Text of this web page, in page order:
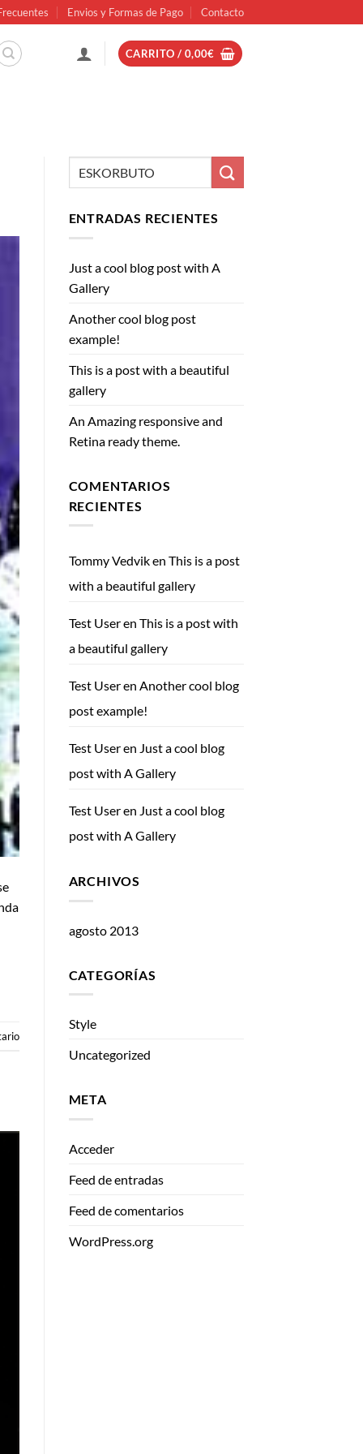
Envios y Formas de Pago Contacto
CARRITO / 0,00€
ENTRADAS RECIENTES
Just a cool blog post with A
Gallery
Another cool blog post
example!
This is a post with a beautiful
gallery
An Amazing responsive and
Retina ready theme.
COMENTARIOS
RECIENTES
Tommy Vedviken This is a post
with a beautiful gallery
Test Useren This is a post with
a beautiful gallery
Test Useren Another cool blog
post example!
Test Useren Just a cool blog
post with A Gallery
Test Useren Just a cool blog
post with A Gallery
ARCHIVOS
agosto 2013
CATEGORÍAS
Style
Uncategorized
META
Acceder
Feed de entradas
Feed de comentarios
WordPress.org